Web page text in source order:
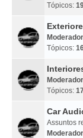
Tópicos:
Tópicos:
Tópicos:
Car
Assuntos